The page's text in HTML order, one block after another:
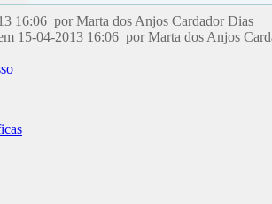
16:06 por Marta dos Anjos Cardador Dias
15-04-2013 16:06 por Marta dos Anjos